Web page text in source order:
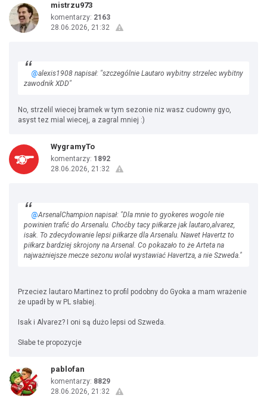
mistrzu973
komentarzy: 2163
28.06.2026, 21:32
@alexis1908 napisał: "szczególnie Lautaro wybitny strzelec wybitny
zawodnik XDD"
No, strzelil wiecej bramek w tym sezonie niz wasz cudowny gyo,
asyst tez mial wiecej, a zagral mniej :)
WygramyTo
komentarzy: 1892
28.06.2026, 21:32
@ArsenalChampion napisał: "Dla mnie to gyokeres wogole nie
powinien trafić do Arsenalu. Choćby tacy piłkarze jak lautaro,alvarez,
isak. To zdecydowanie lepsi piłkarze dla Arsenalu. Nawet Havertz to
piłkarz bardziej skrojony na Arsenal. Co pokazało to że Arteta na
najważniejsze mecze sezonu wolał wystawiać Havertza, a nie Szweda."
Przeciez lautaro Martinez to profil podobny do Gyoka a mam wrażenie
że upadł by w PL słabiej.
Isak i Alvarez? I oni są dużo lepsi od Szweda.
Słabe te propozycje
pablofan
komentarzy: 8829
28.06.2026, 21:32